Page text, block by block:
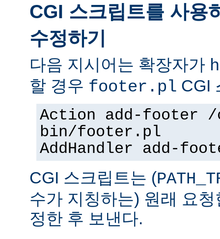
CGI 스크립트를 사용
수정하기
다음 지시어는 확장자가
할 경우 footer.pl CGI
Action add-footer
bin/footer.pl
AddHandler add-
CGI 스크립트는 (
수가 지칭하는) 원래 요
정한 후 보낸다.